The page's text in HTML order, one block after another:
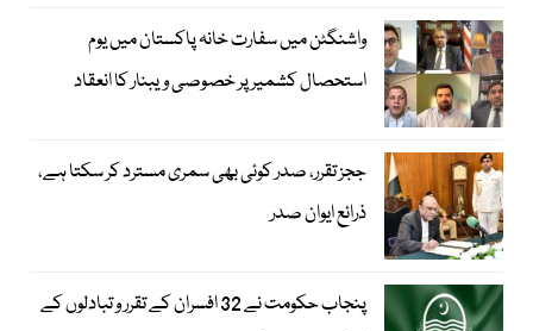
واشنگٹن میں سفارت خانہ پاکستان میں یوم
استحصال کشمیر پر خصوصی ویبنار کا انعقاد
ججز تقرر، صدر کوئی بھی سمری مسترد کر سکتا ہے،
ذرائع ایوان صدر
پنجاب حکومت نے 32 افسران کے تقرر و تبادلوں کے